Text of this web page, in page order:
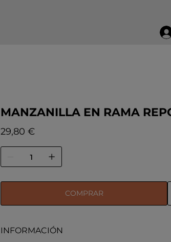
MANZANILLA EN RAMA
Precio
29,80 €
COMPRAR
INFORMACIÓN